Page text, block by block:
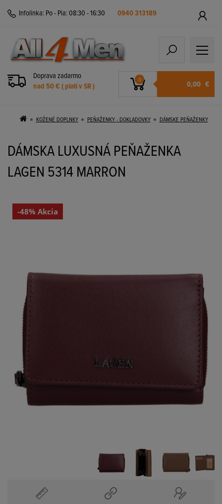
Infolinka: Po - Pia: 08:30 - 16:30 0940 313189
Doprava zadarmo
nad 50 € ( platí v SR )
0 0,00 €
KOŽENÉ DOPLNKY PEŇAŽENKY - DOKLADOVKY DÁMSKE PEŇAŽENKY
DÁMSKA LUXUSNÁ PEŇAŽENKA
LAGEN 5314 MARRON
-48% Akcia